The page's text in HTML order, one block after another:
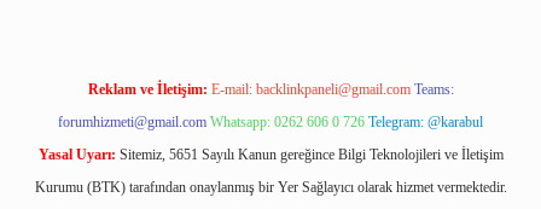
Reklam ve İletişim: E-mail: backlinkpaneli@gmail.com Teams:
forumhizmeti@gmail.com Whatsapp: 0262 606 0 726 Telegram: @karabul
Yasal Uyarı: Sitemiz, 5651 Sayılı Kanun gereğince Bilgi Teknolojileri ve İletişim
Kurumu (BTK) tarafından onaylanmış bir Yer Sağlayıcı olarak hizmet vermektedir.